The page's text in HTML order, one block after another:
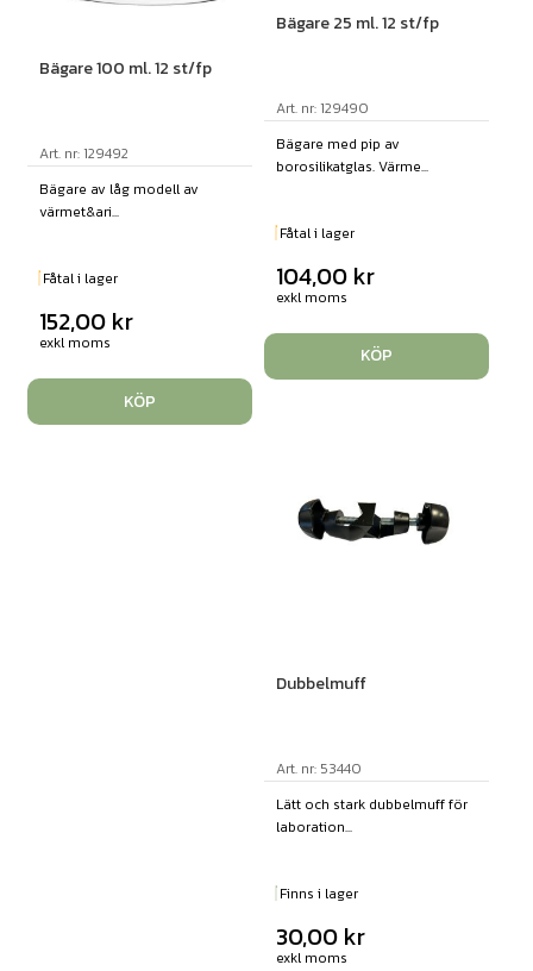
Bägare 100 ml. 12 st/fp
Art. nr: 129492
Bägare av låg modell av
värmet&ari...
Fåtal i lager
152,00 kr
exkl moms
KÖP
Bägare 25 ml. 12 st/fp
Art. nr: 129490
Bägare med pip av
borosilikatglas. Värme...
Fåtal i lager
104,00 kr
exkl moms
KÖP
Dubbelmuff
Art. nr: 53440
Lätt och stark dubbelmuff för
laboration...
Finns i lager
30,00 kr
exkl moms